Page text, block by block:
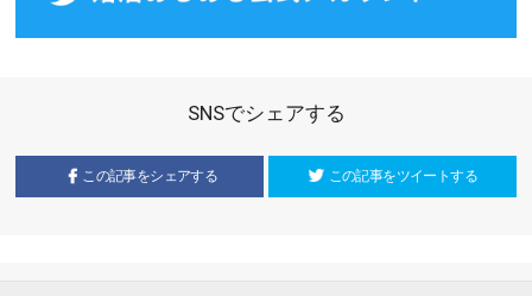
SNSでシェアする
この記事をシェアする この記事をツイートする